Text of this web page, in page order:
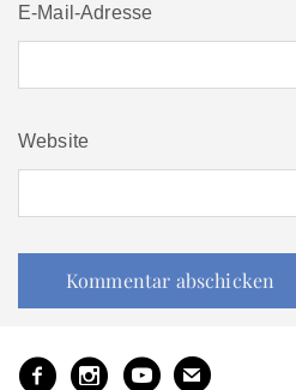
E-Mail-Adresse
Website